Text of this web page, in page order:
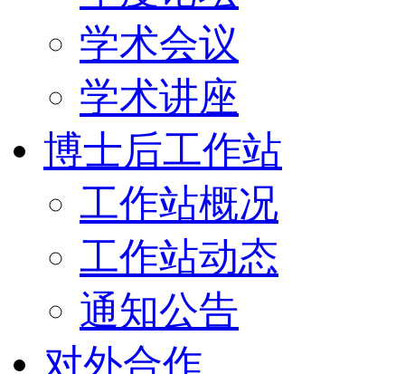
学术会议
学术讲座
博士后工作站
工作站概况
工作站动态
通知公告
对外合作